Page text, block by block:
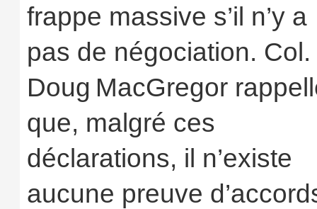
frappe massive s’il n’y a
pas de négociation. Col.
Doug MacGregor
que, malgré ces
déclarations, il n’existe
aucune preuve